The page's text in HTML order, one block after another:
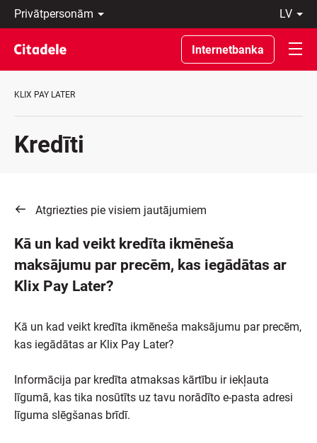
Privātpersonām
Uzņēmumiem
Private
Banking
Par
C
lv
Latviski
По-
русски
In
Internetbanka
KLIX PAY LATER
Kredīti
Atgriezties pie visiem jautājumiem
Kā un kad veikt kredīta ikmēneša
maksājumu par precēm, kas iegādātas ar
Klix Pay Later?
Kā un kad veikt kredīta ikmēneša maksājumu par precēm,
kas iegādātas ar Klix Pay Later?
Informācija par kredīta atmaksas kārtību ir iekļauta
līgumā, kas tika nosūtīts uz tavu norādīto e-pasta adresi
līguma slēgšanas brīdī.